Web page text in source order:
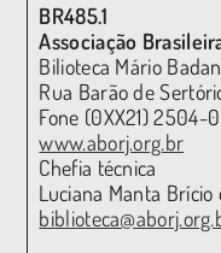
BR485.1
Associação
Bilioteca Mário Badan
Rua Barão de
Fone (0XX21) 2504-
www.aborj.org.br
Chefia técnica
Luciana Manta Brício